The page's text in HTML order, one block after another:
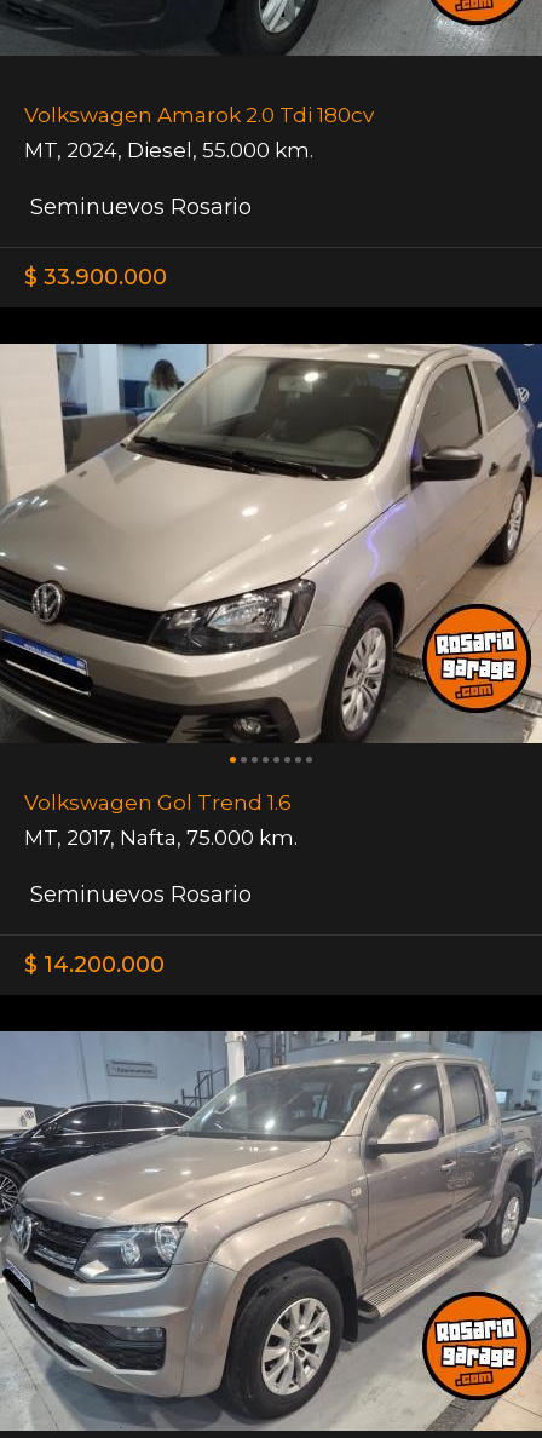
Volkswagen Amarok 2.0 Tdi 180cv
MT, 2024, Diesel, 55.000 km.
Seminuevos Rosario
$ 33.900.000
Volkswagen Gol Trend 1.6
MT, 2017, Nafta, 75.000 km.
Seminuevos Rosario
$ 14.200.000